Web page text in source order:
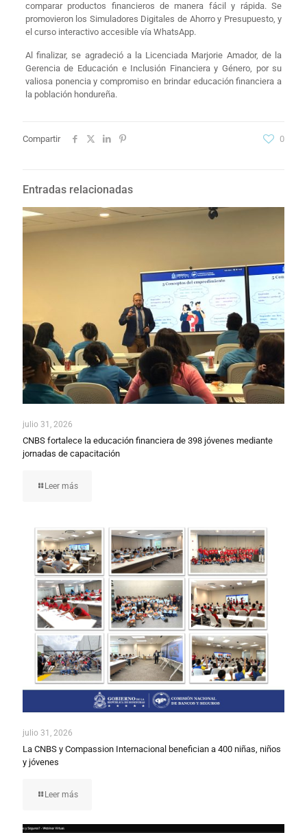
comparar productos financieros de manera fácil y rápida. Se
promovieron los Simuladores Digitales de Ahorro y Presupuesto, y
el curso interactivo accesible vía WhatsApp.
Al finalizar, se agradeció a la Licenciada Marjorie Amador, de la
Gerencia de Educación e Inclusión Financiera y Género, por su
valiosa ponencia y compromiso en brindar educación financiera a
la población hondureña.
Compartir 0
Entradas relacionadas
julio 31, 2026
CNBS fortalece la educación financiera de 398 jóvenes mediante
jornadas de capacitación
Leer más
julio 31, 2026
La CNBS y Compassion Internacional benefician a 400 niñas, niños
y jóvenes
Leer más